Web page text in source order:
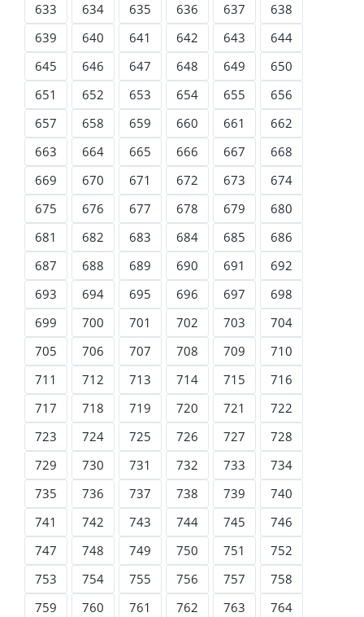
633
634 635 636 637
638
639
640 641 642 643
644
645
646 647 648 649
650
651
652 653 654 655
656
657
658 659 660 661
662
663
664 665 666 667
668
669
670 671 672 673
674
675
676 677 678 679
680
681
682 683 684 685
686
687
688 689 690 691
692
693
694 695 696 697
698
699
700 701 702 703
704
705
706 707 708 709
710
711
712 713 714 715
716
717
718 719 720 721
722
723
724 725 726 727
728
729
730 731 732 733
734
735
736 737 738 739
740
741
742 743 744 745
746
747
748 749 750 751
752
753
754 755 756 757
758
759
760 761 762 763
764